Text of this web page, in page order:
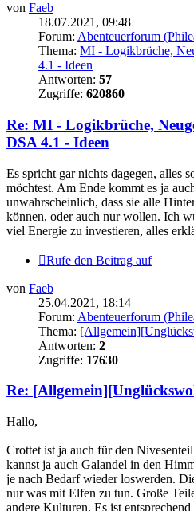
von Faeb
18.07.2021, 09:48
Forum: Abenteuerforum
Thema: MI - Logikbrüche,
4.1 - Ideen
Antworten: 57
Zugriffe: 620860
Re: MI - Logikbrüche,
DSA 4.1 - Ideen
Es spricht gar nichts dagegen, alles
möchtest. Am Ende kommt es ja
unwahrscheinlich, dass sie alle
können, oder auch nur wollen. Ich
viel Energie zu investieren, alles
Rufe den Beitrag auf
von Faeb
25.04.2021, 18:14
Forum: Abenteuerforum
Thema:
Antworten: 2
Zugriffe: 17630
Re:
Hallo,
Crottet ist ja auch für den
kannst ja auch Galandel in den
je nach Bedarf wieder loswerden.
nur was mit Elfen zu tun. Große
andere Kulturen. Es ist entsprechend